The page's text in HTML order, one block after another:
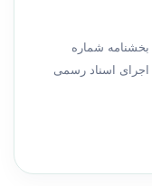
شماره
بر اجرای اسناد رسمی